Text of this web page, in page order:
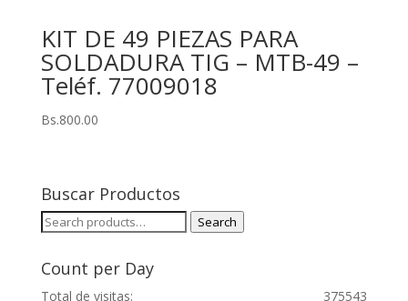
KIT DE 49 PIEZAS PARA
SOLDADURA TIG – MTB-49 –
Teléf. 77009018
Bs.800.00
Buscar Productos
Search
Search
Count per Day
375543
Total de visitas: